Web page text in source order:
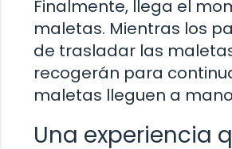
Finalmente, llega el
maletas. Mientras los
de trasladar las
recogerán para
maletas lleguen a
Una experiencia